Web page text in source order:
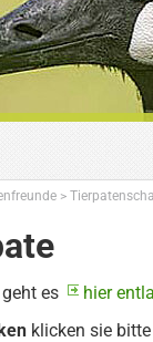
>
geht es hier
klicken sie bitte